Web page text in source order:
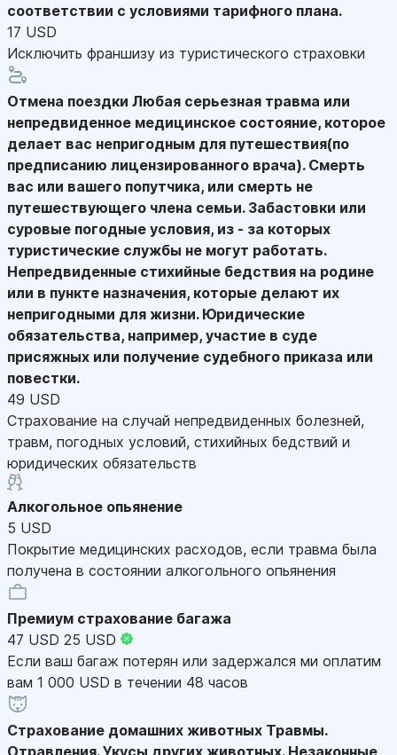
соответствии с условиями тарифного плана.
17 USD
Исключить франшизу из туристического страховки
Отмена поездки Любая серьезная травма или
непредвиденное медицинское состояние, которое
делает вас непригодным для путешествия(по
предписанию лицензированного врача). Смерть
вас или вашего попутчика, или смерть не
путешествующего члена семьи. Забастовки или
суровые погодные условия, из - за которых
туристические службы не могут работать.
Непредвиденные стихийные бедствия на родине
или в пункте назначения, которые делают их
непригодными для жизни. Юридические
обязательства, например, участие в суде
присяжных или получение судебного приказа или
повестки.
49 USD
Страхование на случай непредвиденных болезней,
травм, погодных условий, стихийных бедствий и
юридических обязательств
Алкогольное опьянение
5 USD
Покрытие медицинских расходов, если травма была
получена в состоянии алкогольного опьянения
Премиум страхование багажа
47 USD 25 USD
Если ваш багаж потерян или задержался ми оплатим
вам 1 000 USD в течении 48 часов
Страхование домашних животных Травмы.
Отравления. Укусы других животных. Незаконные